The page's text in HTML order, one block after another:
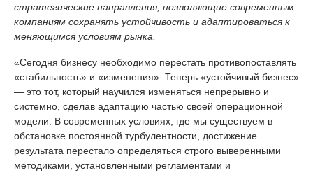
стратегические направления, позволяющие современным
компаниям сохранять устойчивость и адаптироваться к
меняющимся условиям рынка.
«Сегодня бизнесу необходимо перестать противопоставлять
«стабильность» и «изменения». Теперь «устойчивый бизнес»
— это тот, который научился изменяться непрерывно и
системно, сделав адаптацию частью своей операционной
модели. В современных условиях, где мы существуем в
обстановке постоянной турбулентности, достижение
результата перестало определяться строго выверенными
методиками, установленными регламентами и